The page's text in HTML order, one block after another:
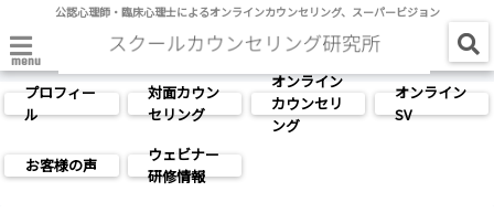
公認心理師・臨床心理士によるオンラインカウンセリング、スーパービジョン
menu
プロフィー
ル
対面カウン
セリング
オンライン
カウンセリ
ング
オンライン
SV
お客様の声
ウェビナー
研修情報